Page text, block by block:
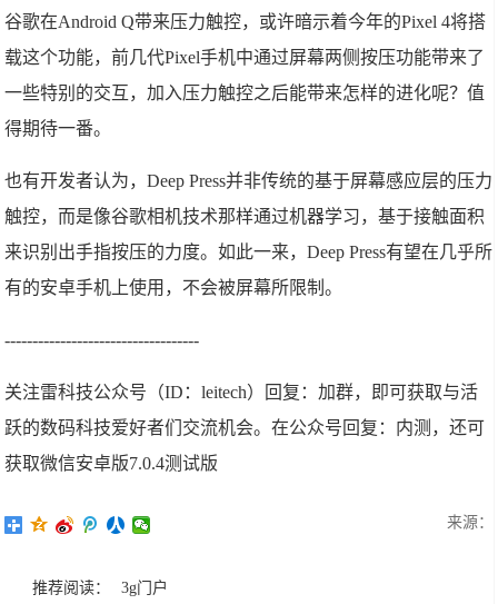
谷歌在Android Q带来压力触控，或许暗示着今年的Pixel 4将搭
载这个功能，前几代Pixel手机中通过屏幕两侧按压功能带来了
一些特别的交互，加入压力触控之后能带来怎样的进化呢？值
得期待一番。
也有开发者认为，Deep Press并非传统的基于屏幕感应层的压力
触控，而是像谷歌相机技术那样通过机器学习，基于接触面积
来识别出手指按压的力度。如此一来，Deep Press有望在几乎所
有的安卓手机上使用，不会被屏幕所限制。
-----------------------------------
关注雷科技公众号（ID：leitech）回复：加群，即可获取与活
跃的数码科技爱好者们交流机会。在公众号回复：内测，还可
获取微信安卓版7.0.4测试版
来源：
推荐阅读： 3g门户